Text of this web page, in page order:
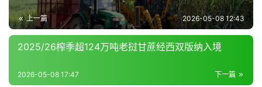
地
区
频
上一篇 2026-05-08 12:43
2025/26榨季超124万吨老挝甘蔗经西双版纳入境
下一篇
2026-05-08 17:47